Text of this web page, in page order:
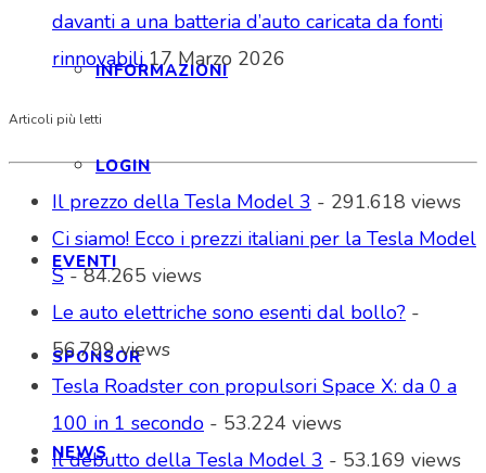
INFORMAZIONI
LOGIN
EVENTI
SPONSOR
NEWS
davanti a una batteria d’auto caricata da fonti
rinnovabili 17 Marzo 2026
Articoli più letti
Il prezzo della Tesla Model 3 - 291.618 views
Ci siamo! Ecco i prezzi italiani per la Tesla Model
S- 84.265 views
Le auto elettriche sono esenti dal bollo? -
56.799 views
Tesla Roadster con propulsori Space X: da 0 a
100 in 1 secondo - 53.224 views
Il debutto della Tesla Model 3 - 53.169 views